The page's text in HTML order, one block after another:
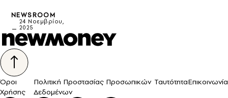
NEWSROOM
24 Νοεμβρίου,
2025
Όροι
Χρήσης
Πολιτική Προστασίας Προσωπικών
Δεδομένων
ΤαυτότηταΕπικοινωνία